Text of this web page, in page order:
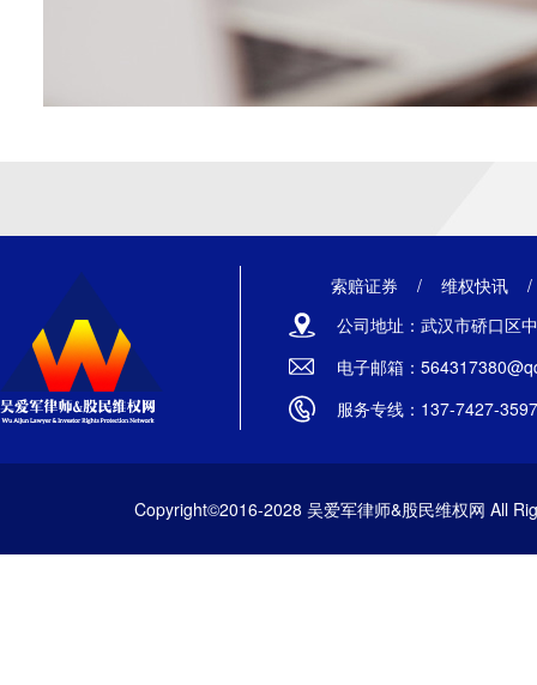
索赔证券 / 维权快讯
公司地址：武汉市硚口区
电子邮箱：
服务专线：137-7427-3597
Copyright©2016-2028 吴爱军律师&股民维权网 All